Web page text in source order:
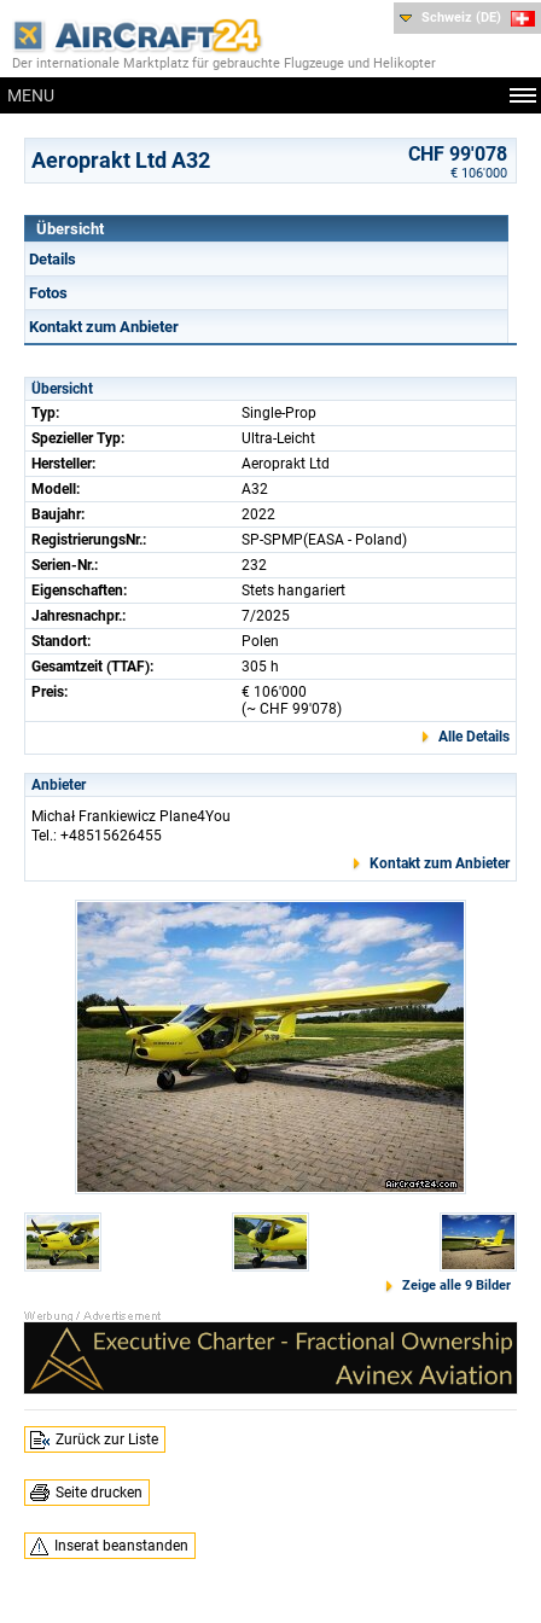
Der internationale Marktplatz für gebrauchte Flugzeuge und Helikopter
MENU
Schweiz (DE)
Aeroprakt Ltd A32 CHF 99'078
€ 106'000
Übersicht
Details
Fotos
Kontakt zum Anbieter
Übersicht
Typ:
Single-Prop
Spezieller Typ:
Ultra-Leicht
Hersteller:
Aeroprakt Ltd
Modell:
A32
Baujahr:
2022
RegistrierungsNr.:
SP-SPMP(EASA - Poland)
Serien-Nr.:
232
Eigenschaften:
Stets hangariert
Jahresnachpr.:
7/2025
Standort:
Polen
Gesamtzeit (TTAF):
305 h
Preis:
€ 106'000
(~ CHF 99'078)
Alle Details
Anbieter
Michał Frankiewicz Plane4You
Tel.: +48515626455
Kontakt zum Anbieter
Zeige alle 9 Bilder
Zurück zur Liste
Seite drucken
Inserat beanstanden